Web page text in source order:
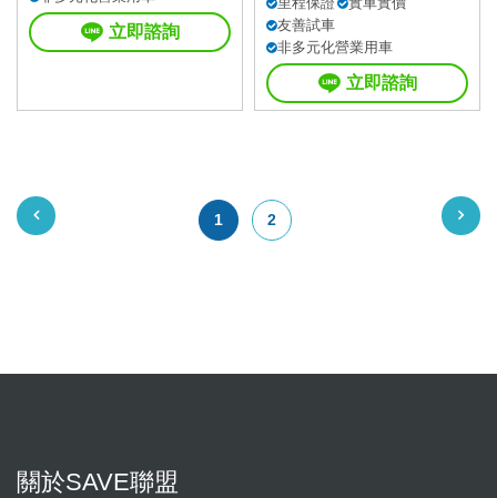
立即諮詢
友善試車
非多元化營業用車
立即諮詢
1 2
關於SAVE聯盟